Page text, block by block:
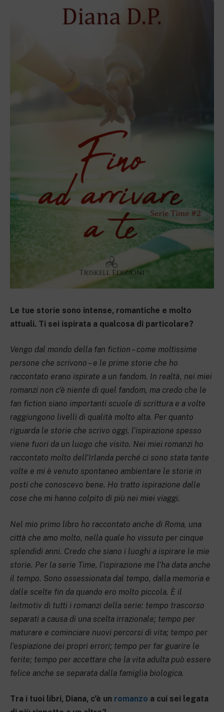
Le tue storie sono intense, romantiche e molto
attuali. Ti sei ispirata a qualcosa di particolare?
Vengo dal mondo della fan fiction – come moltissime
persone che scrivono – e le prime storie che ho
raccontato erano ispirate a un fandom. In realtà, nei miei
romanzi non c’è niente di quel fandom, ma credo che le
fan fiction siano importanti scuole di scrittura e a volte
raggiungono livelli di qualità molto alta. Per quanto
riguarda le storie che scrivo oggi, l’ispirazione spesso
viene fuori da un luogo che visito. Nei miei romanzi ho
raccontato molto dell’Irlanda perché ci sono stata tante
volte e mi è venuto spontaneo ambientare le storie in
posti che conoscevo bene. Ho tratto ispirazione dalle
cose che mi hanno colpito di più nei miei viaggi.
Nel mio primo libro ho raccontato anche di Roma, una
città che amo molto, nella quale ho vissuto per cinque
splendidi anni. Credo che siano i luoghi a ispirare le mie
storie. Per la serie Time, l’ispirazione me l’ha data anche
il tempo. Sono ossessionata dal tempo, dalla memoria e
dalle scelte fin da quando ero molto piccola. È il
leitmotiv di tutti i romanzi della serie: tempo trascorso
separati a causa di una scelta irrazionale; tempo per
maturare e cominciare nuovi percorsi di vita; tempo per
l’espiazione dei propri errori; tempo per far guarire le
ferite; tempo per accettare che la vita adulta può essere
felice anche se separata dalla famiglia biologica.
Tra i tuoi libri, Diana, c’è un romanzo a cui sei legata